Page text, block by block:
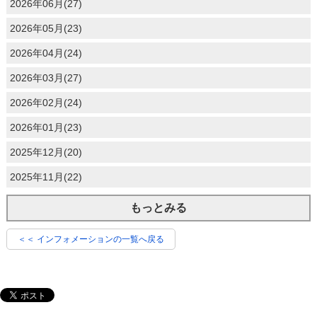
2026年06月(27)
2026年05月(23)
2026年04月(24)
2026年03月(27)
2026年02月(24)
2026年01月(23)
2025年12月(20)
2025年11月(22)
もっとみる
＜＜ インフォメーションの一覧へ戻る